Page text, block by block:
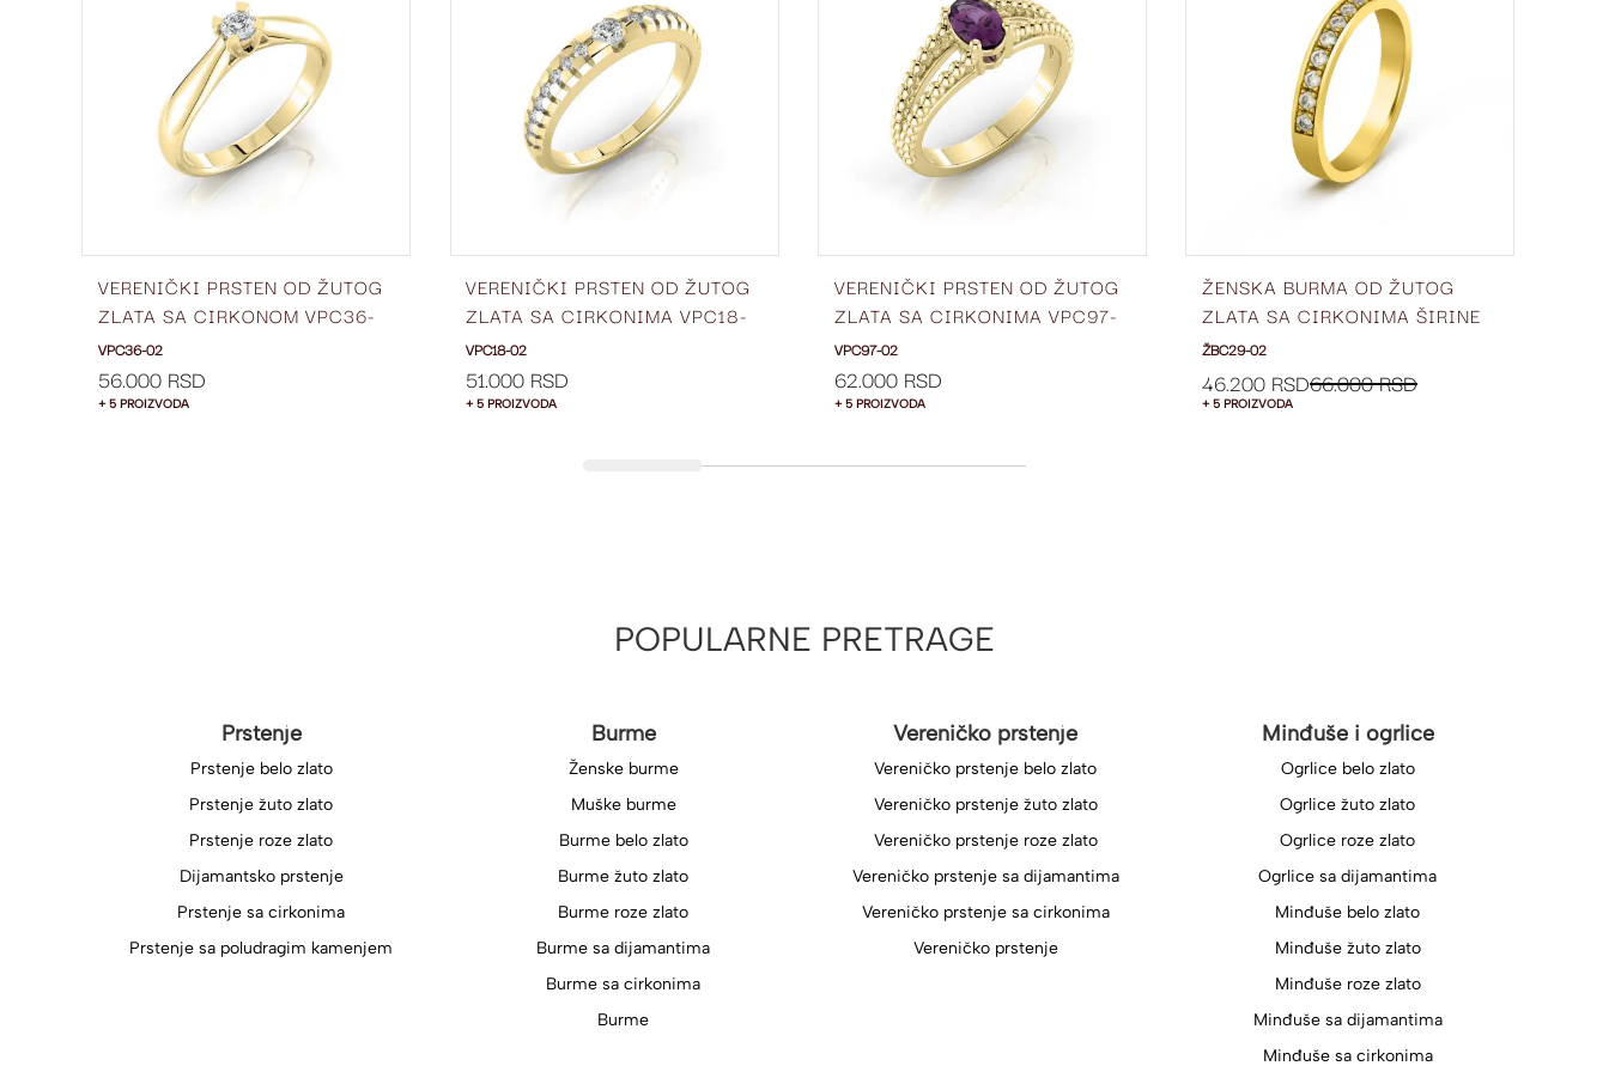
VERENIČKI PRSTEN OD ŽUTOG
ZLATA SA CIRKONOM VPC36-
02
VPC36-02
56.000 RSD
+ 5 PROIZVODA
VERENIČKI PRSTEN OD ŽUTOG
ZLATA SA CIRKONIMA VPC18-
02
VPC18-02
51.000 RSD
+ 5 PROIZVODA
VERENIČKI PRSTEN OD ŽUTOG
ZLATA SA CIRKONIMA VPC97-
02
VPC97-02
62.000 RSD
+ 5 PROIZVODA
ŽENSKA BURMA OD ŽUTOG
ZLATA SA CIRKONIMA ŠIRINE
3 MM ŽBC29-02
ŽBC29-02
46.200 RSD66.000 RSD
+ 5 PROIZVODA
POPULARNE PRETRAGE
Prstenje
Prstenje belo zlato
Prstenje žuto zlato
Prstenje roze zlato
Dijamantsko prstenje
Prstenje sa cirkonima
Prstenje sa poludragim kamenjem
Burme
Ženske burme
Muške burme
Burme belo zlato
Burme žuto zlato
Burme roze zlato
Burme sa dijamantima
Burme sa cirkonima
Burme
Vereničko prstenje
Vereničko prstenje belo zlato
Vereničko prstenje žuto zlato
Vereničko prstenje roze zlato
Vereničko prstenje sa dijamantima
Vereničko prstenje sa cirkonima
Vereničko prstenje
Minđuše i ogrlice
Ogrlice belo zlato
Ogrlice žuto zlato
Ogrlice roze zlato
Ogrlice sa dijamantima
Minđuše belo zlato
Minđuše žuto zlato
Minđuše roze zlato
Minđuše sa dijamantima
Minđuše sa cirkonima